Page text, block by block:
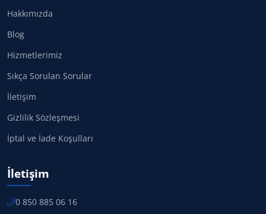
Hakkımızda
Blog
Hizmetlerimiz
Sıkça Sorulan Sorular
İletişim
Gizlilik Sözleşmesi
İptal ve İade Koşulları
İletişim
0 850 885 06 16